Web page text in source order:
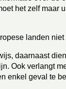
het zelf maar
landen
daarnaast
Ook verlangt
enkel geval te